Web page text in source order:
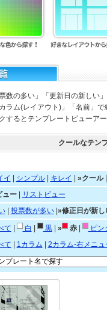
数の多い」「更新日の新しい
ラム(レイアウト)」「名前」で
するとテンプレートビューア
クールなテン
イ シンプル| キレイ »クール|
ュー|
リストビュー
| 投票数が多い| »修正日が新し
て 白 黒| » 赤| ピン
て 1カラム 2カラム-右メニュ